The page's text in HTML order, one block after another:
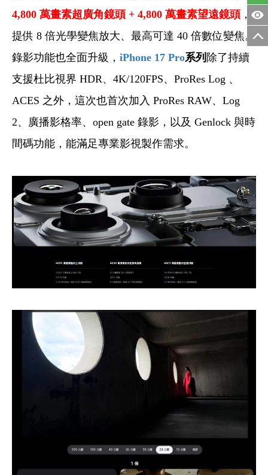
4,800 萬畫素超廣角鏡頭 + 4,800 萬畫素望遠鏡頭 ，
提供 8 倍光學變焦放大、最高可達 40 倍數位變焦。
錄影功能也全面升級， iPhone 17 Pro系列 除了持續
支援杜比視界 HDR、4K/120FPS、ProRes Log 、
ACES 之外，這次也首次加入 ProRes RAW、Log
2、廣播影格率、open gate 錄影，以及 Genlock 與時
間碼功能，能滿足專業影視製作需求。